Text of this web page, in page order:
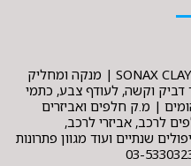
דיסק / פד פלסטלינה SONAX CLAY BAR 150mm | מנקה ומחליק
וקשה, לעודף צבע, כתמי
| מ.ק חלפים ואביזרים
לרכב, אביזרי לרכב,
שנתיים ועוד מגוון פתרונות